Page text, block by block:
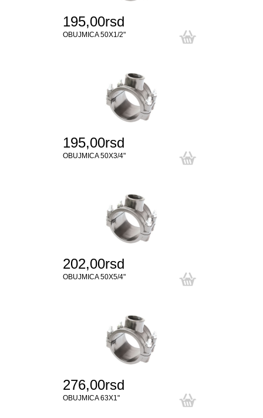
195,00rsd
OBUJMICA 50X1/2"
195,00rsd
OBUJMICA 50X3/4"
202,00rsd
OBUJMICA 50X5/4"
276,00rsd
OBUJMICA 63X1"